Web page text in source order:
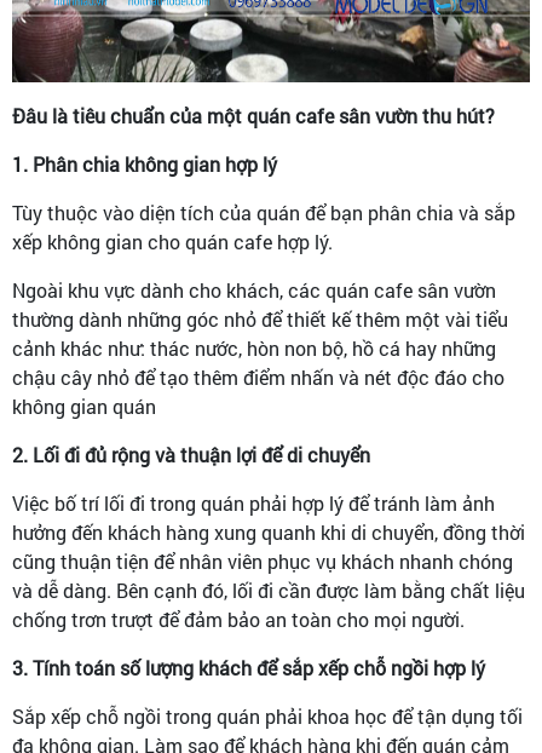
Đâu là tiêu chuẩn của một quán cafe sân vườn thu hút?
1. Phân chia không gian hợp lý
Tùy thuộc vào diện tích của quán để bạn phân chia và sắp
xếp không gian cho quán cafe hợp lý.
Ngoài khu vực dành cho khách, các quán cafe sân vườn
thường dành những góc nhỏ để thiết kế thêm một vài tiểu
cảnh khác như: thác nước, hòn non bộ, hồ cá hay những
chậu cây nhỏ để tạo thêm điểm nhấn và nét độc đáo cho
không gian quán
2. Lối đi đủ rộng và thuận lợi để di chuyển
Việc bố trí lối đi trong quán phải hợp lý để tránh làm ảnh
hưởng đến khách hàng xung quanh khi di chuyển, đồng thời
cũng thuận tiện để nhân viên phục vụ khách nhanh chóng
và dễ dàng. Bên cạnh đó, lối đi cần được làm bằng chất liệu
chống trơn trượt để đảm bảo an toàn cho mọi người.
3. Tính toán số lượng khách để sắp xếp chỗ ngồi hợp lý
Sắp xếp chỗ ngồi trong quán phải khoa học để tận dụng tối
đa không gian. Làm sao để khách hàng khi đến quán cảm